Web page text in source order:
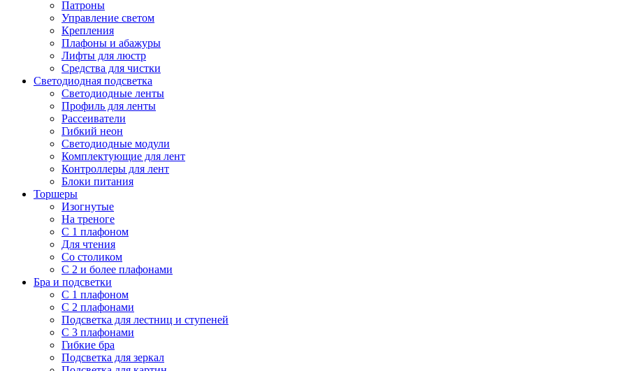
Патроны
Управление светом
Крепления
Плафоны и абажуры
Лифты для люстр
Средства для чистки
Светодиодная подсветка
Светодиодные ленты
Профиль для ленты
Рассеиватели
Гибкий неон
Светодиодные модули
Комплектующие для лент
Контроллеры для лент
Блоки питания
Торшеры
Изогнутые
На треноге
С 1 плафоном
Для чтения
Со столиком
С 2 и более плафонами
Бра и подсветки
С 1 плафоном
С 2 плафонами
Подсветка для лестниц и ступеней
С 3 плафонами
Гибкие бра
Подсветка для зеркал